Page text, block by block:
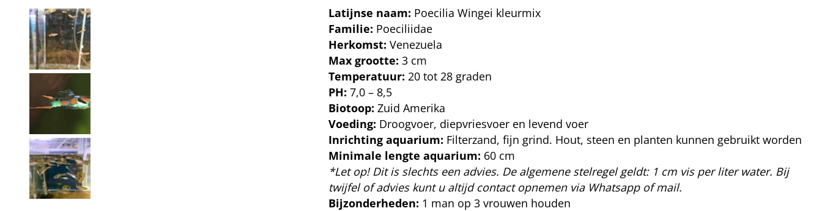
Latijnse naam: Poecilia Wingei kleurmix
Familie: Poeciliidae
Herkomst:Venezuela
Max grootte:3 cm
Temperatuur: 20 tot 28 graden
PH:7,0 – 8,5
Biotoop:Zuid Amerika
Voeding: Droogvoer, diepvriesvoer en levend voer
Inrichting aquarium: Filterzand, fijn grind. Hout, steen en planten kunnen gebruikt worden
Minimale lengte aquarium: 60 cm
*Let op! Dit is slechts een advies. De algemene stelregel geldt: 1 cm vis per liter water. Bij
twijfel of advies kunt u altijd contact opnemen via Whatsapp of mail.
Bijzonderheden: 1 man op 3 vrouwen houden